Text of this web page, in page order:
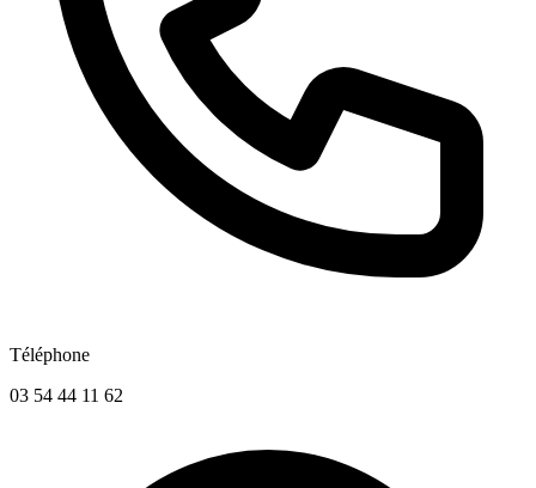
Téléphone
03 54 44 11 62